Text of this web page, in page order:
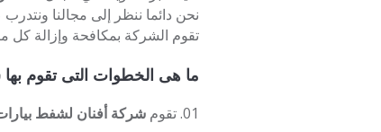
نحن دائما ننظر إلى مجالنا
تقوم الشركة بمكافحة وإزالة
ما هى الخطوات التى تقوم
تقوم شركة أفنان لشفط